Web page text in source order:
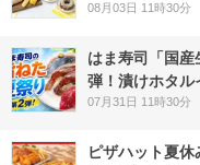
08月03日 11時30分
はま寿司「国
弾！漬けホタル
07月31日 11時30分
ピザハット夏